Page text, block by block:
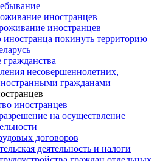
иностранцев
иностранцев
иностранца покинуть территорию
несовершеннолетних,
гражданами
иностранцев
на осуществление
договоров
деятельность и налоги